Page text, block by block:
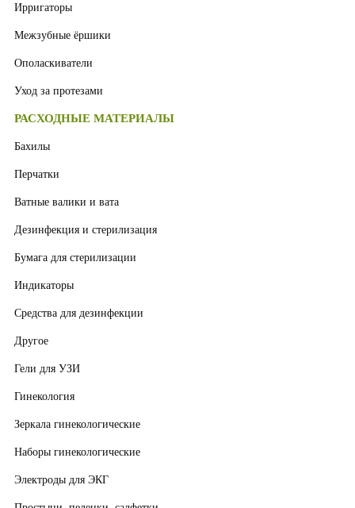
Ирригаторы
Межзубные ёршики
Ополаскиватели
Уход за протезами
РАСХОДНЫЕ МАТЕРИАЛЫ
Бахилы
Перчатки
Ватные валики и вата
Дезинфекция и стерилизация
Бумага для стерилизации
Индикаторы
Средства для дезинфекции
Другое
Гели для УЗИ
Гинекология
Зеркала гинекологические
Наборы гинекологические
Электроды для ЭКГ